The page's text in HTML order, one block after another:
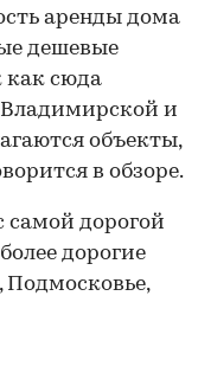
аренды дома
дешевые
как сюда
и
объекты,
в обзоре.
самой дорогой
дорогие
Подмосковье,